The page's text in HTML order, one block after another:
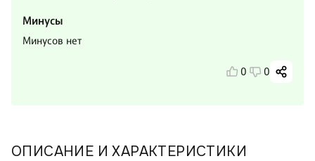
ОПИСАНИЕ И ХАРАКТЕРИСТИКИ
Минусы
Минусов нет
0 0